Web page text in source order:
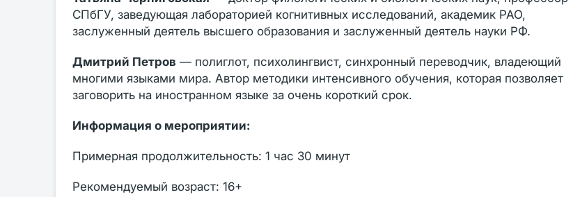
СПбГУ, заведующая лабораторией когнитивных исследований, академик РАО,
заслуженный деятель высшего образования и заслуженный деятель науки РФ.
Дмитрий Петров — полиглот, психолингвист, синхронный переводчик, владеющий
многими языками мира. Автор методики интенсивного обучения, которая позволяет
заговорить на иностранном языке за очень короткий срок.
Информация о мероприятии:
Примерная продолжительность: 1 час 30 минут
Рекомендуемый возраст: 16+